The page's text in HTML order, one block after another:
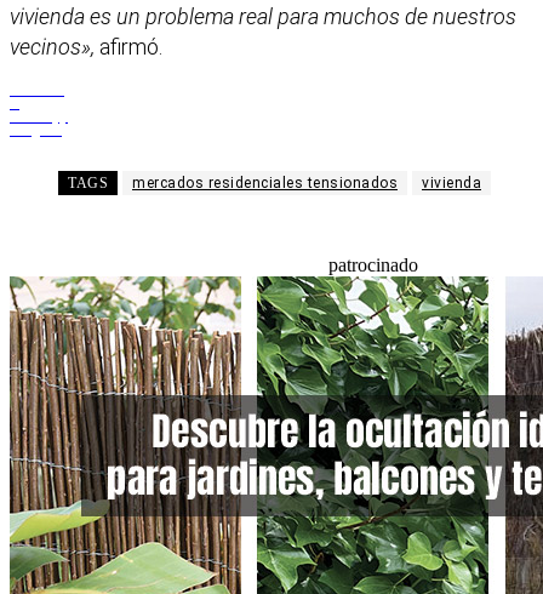
vivienda es un problema real para muchos de nuestros
vecinos», afirmó.
TAGS mercados residenciales tensionados vivienda
patrocinado